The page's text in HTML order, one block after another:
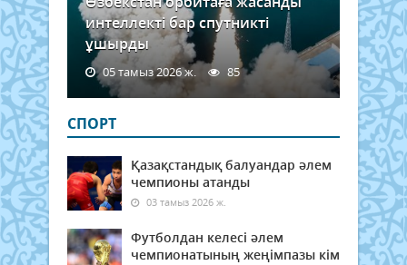
интеллекті бар спутникті
ұшырды
05 тамыз 2026 ж. 85
СПОРТ
Қазақстандық балуандар әлем
чемпионы атанды
03 тамыз 2026 ж.
Футболдан келесі әлем
чемпионатының жеңімпазы кім